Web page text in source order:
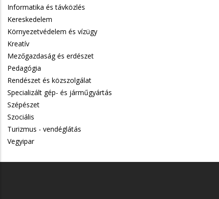
Informatika és távközlés
Kereskedelem
Környezetvédelem és vízügy
Kreatív
Mezőgazdaság és erdészet
Pedagógia
Rendészet és közszolgálat
Specializált gép- és járműgyártás
Szépészet
Szociális
Turizmus - vendéglátás
Vegyipar